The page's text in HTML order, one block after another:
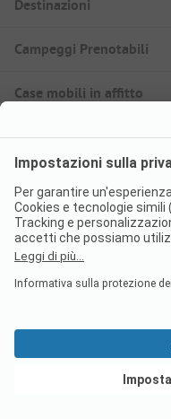
Destinazioni
Campeggi Prenotabili
Case mobili in affitto
Su PiNCAMP
Seguici
usala gratuitamente